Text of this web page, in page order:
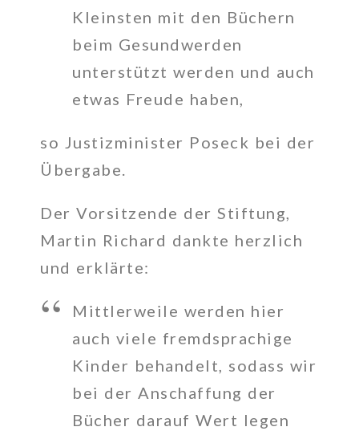
Kleinsten mit den Büchern
beim Gesundwerden
unterstützt werden und auch
etwas Freude haben,
so Justizminister Poseck bei der
Übergabe.
Der Vorsitzende der Stiftung,
Martin Richard dankte herzlich
und erklärte:
Mittlerweile werden hier
auch viele fremdsprachige
Kinder behandelt, sodass wir
bei der Anschaffung der
Bücher darauf Wert legen